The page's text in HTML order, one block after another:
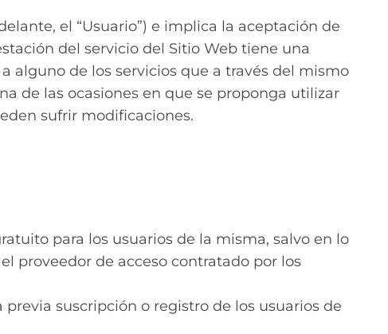
el “Usuario”) e implica la aceptación de
del servicio del Sitio Web tiene una
alguno de los servicios que a través del mismo
de las ocasiones en que se proponga utilizar
sufrir modificaciones.
para los usuarios de la misma, salvo en lo
proveedor de acceso contratado por los
suscripción o registro de los usuarios de